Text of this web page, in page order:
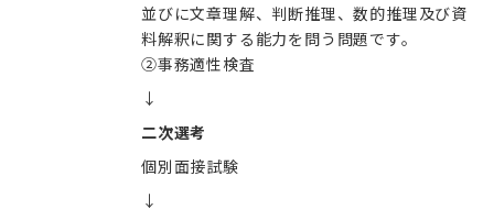
並びに文章理解、判断推理、数的推理及び資
料解釈に関する能力を問う問題です。
②事務適性検査
↓
二次選考
個別面接試験
↓